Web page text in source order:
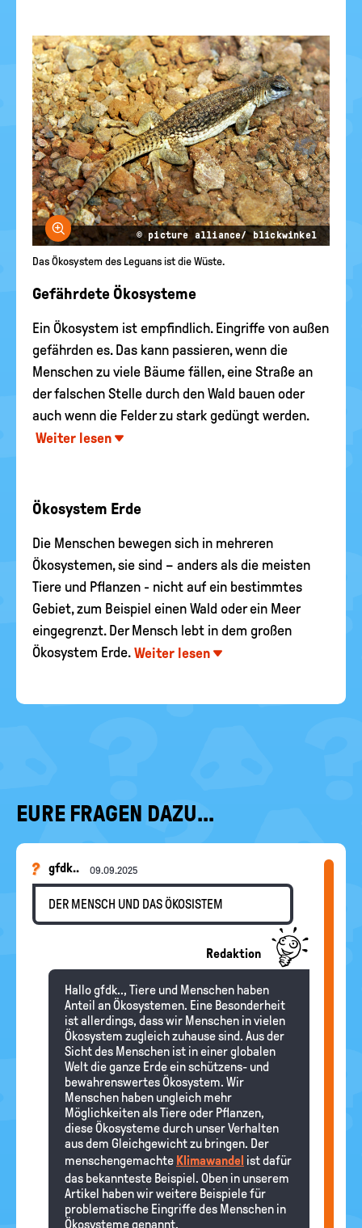
Bild vergrößern
© picture alliance/ blickwinkel
Das Ökosystem des Leguans ist die Wüste.
Gefährdete Ökosysteme
Ein Ökosystem ist empfindlich. Eingriffe von außen
gefährden es. Das kann passieren, wenn die
Menschen zu viele Bäume fällen, eine Straße an
der falschen Stelle durch den Wald bauen oder
auch wenn die Felder zu stark gedüngt werden.
Weiter lesen
Ökosystem Erde
Die Menschen bewegen sich in mehreren
Ökosystemen, sie sind – anders als die meisten
Tiere und Pflanzen - nicht auf ein bestimmtes
Gebiet, zum Beispiel einen Wald oder ein Meer
eingegrenzt. Der Mensch lebt in dem großen
Ökosystem Erde. Weiter lesen
EURE FRAGEN DAZU...
gfdk.. 09.09.2025
DER MENSCH UND DAS ÖKOSISTEM
Redaktion
Hallo gfdk.., Tiere und Menschen haben
Anteil an Ökosystemen. Eine Besonderheit
ist allerdings, dass wir Menschen in vielen
Ökosystem zugleich zuhause sind. Aus der
Sicht des Menschen ist in einer globalen
Welt die ganze Erde ein schützens- und
bewahrenswertes Ökosystem. Wir
Menschen haben ungleich mehr
Möglichkeiten als Tiere oder Pflanzen,
diese Ökosysteme durch unser Verhalten
aus dem Gleichgewicht zu bringen. Der
menschengemachte Klimawandel ist dafür
das bekannteste Beispiel. Oben in unserem
Artikel haben wir weitere Beispiele für
problematische Eingriffe des Menschen in
Ökosysteme genannt.